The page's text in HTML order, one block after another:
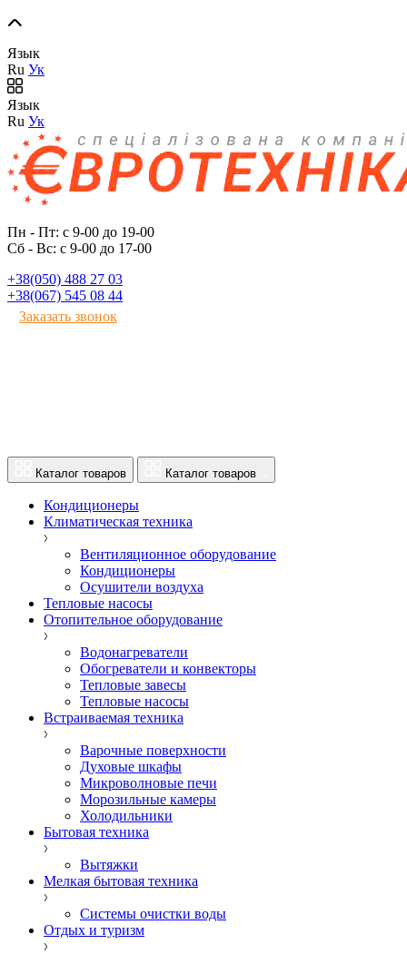
Язык
Ru Ук
Язык
Ru Ук
Пн - Пт: с 9-00 до 19-00
Сб - Вс: с 9-00 до 17-00
+38(050) 488 27 03
+38(067) 545 08 44
Заказать звонок
Каталог товаров Каталог товаров
Кондиционеры
Климатическая техника
Вентиляционное оборудование
Кондиционеры
Осушители воздуха
Тепловые насосы
Отопительное оборудование
Водонагреватели
Обогреватели и конвекторы
Тепловые завесы
Тепловые насосы
Встраиваемая техника
Варочные поверхности
Духовые шкафы
Микроволновые печи
Морозильные камеры
Холодильники
Бытовая техника
Вытяжки
Мелкая бытовая техника
Системы очистки воды
Отдых и туризм